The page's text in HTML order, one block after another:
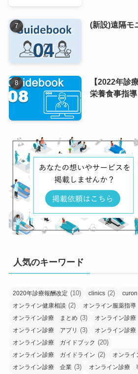
(新設)遠隔モ
【2022年診
栄養食事指導
人気のキーワード
2020年診療報酬改定 (10) clinics (2) curon
オンライン健康相談 (2) オンライン服薬指導
オンライン診療 まとめ (3) オンライン診
オンライン診療 アプリ (3) オンライン診
オンライン診療 ガイドブック (20)
オンライン診療 ガイドライン (2) オンラ
オンライン診療 企業 (3) オンライン診療